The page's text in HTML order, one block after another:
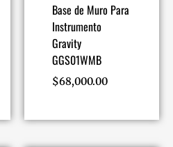
Base de Muro Para
Instrumento
Gravity
GGS01WMB
$68,000.00